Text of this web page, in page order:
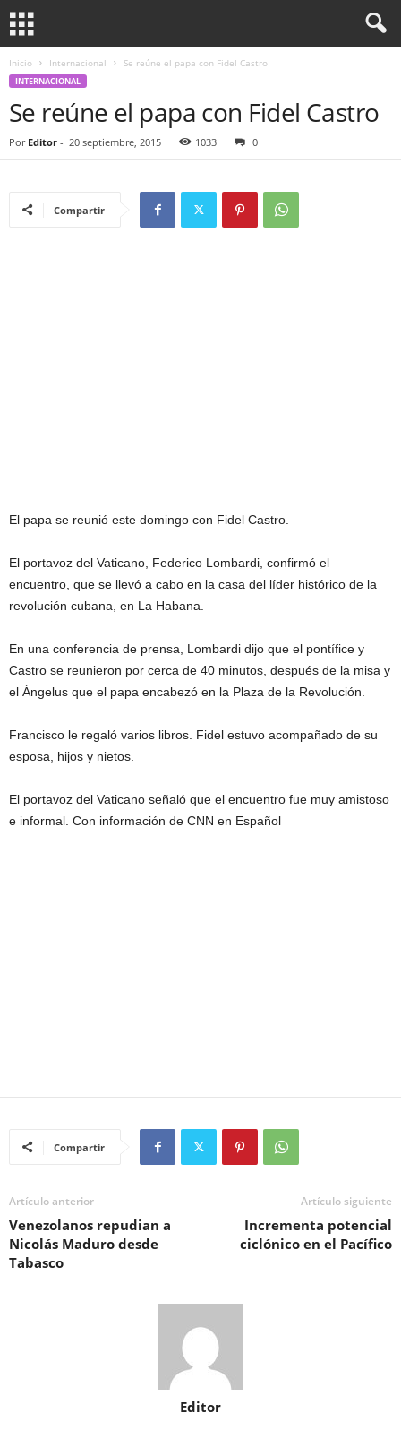
Inicio Internacional Se reúne el papa con Fidel Castro
INTERNACIONAL
Se reúne el papa con Fidel Castro
Por Editor - 20 septiembre, 2015 1033 0
Compartir
El papa se reunió este domingo con Fidel Castro.
El portavoz del Vaticano, Federico Lombardi, confirmó el
encuentro, que se llevó a cabo en la casa del líder histórico de la
revolución cubana, en La Habana.
En una conferencia de prensa, Lombardi dijo que el pontífice y
Castro se reunieron por cerca de 40 minutos, después de la misa y
el Ángelus que el papa encabezó en la Plaza de la Revolución.
Francisco le regaló varios libros. Fidel estuvo acompañado de su
esposa, hijos y nietos.
El portavoz del Vaticano señaló que el encuentro fue muy amistoso
e informal. Con información de CNN en Español
Compartir
Artículo anterior
Venezolanos repudian a
Nicolás Maduro desde
Tabasco
Artículo siguiente
Incrementa potencial
ciclónico en el Pacífico
Editor